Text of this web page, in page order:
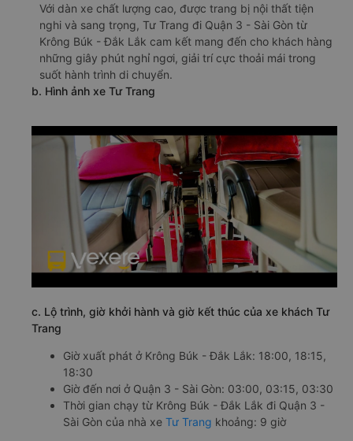
Với dàn xe chất lượng cao, được trang bị nội thất tiện
nghi và sang trọng, Tư Trang đi Quận 3 - Sài Gòn từ
Krông Búk - Đắk Lắk cam kết mang đến cho khách hàng
những giây phút nghỉ ngơi, giải trí cực thoải mái trong
suốt hành trình di chuyển.
b. Hình ảnh xe Tư Trang
c. Lộ trình, giờ khởi hành và giờ kết thúc của xe khách Tư
Trang
Giờ xuất phát ở Krông Búk - Đắk Lắk: 18:00, 18:15,
18:30
Giờ đến nơi ở Quận 3 - Sài Gòn: 03:00, 03:15, 03:30
Thời gian chạy từ Krông Búk - Đắk Lắk đi Quận 3 -
Sài Gòn của nhà xe Tư Trang khoảng: 9 giờ